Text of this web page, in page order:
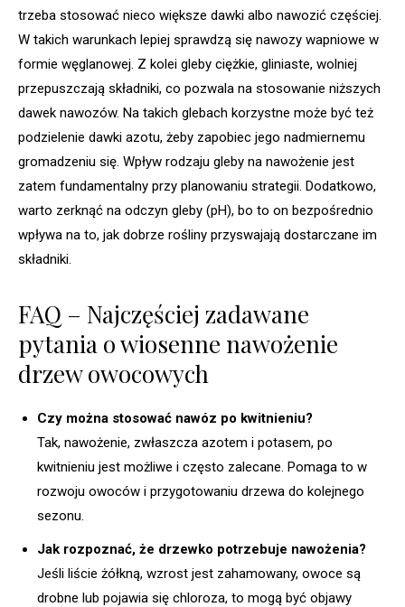
trzeba stosować nieco większe dawki albo nawozić częściej.
W takich warunkach lepiej sprawdzą się nawozy wapniowe w
formie węglanowej. Z kolei gleby ciężkie, gliniaste, wolniej
przepuszczają składniki, co pozwala na stosowanie niższych
dawek nawozów. Na takich glebach korzystne może być też
podzielenie dawki azotu, żeby zapobiec jego nadmiernemu
gromadzeniu się. Wpływ rodzaju gleby na nawożenie jest
zatem fundamentalny przy planowaniu strategii. Dodatkowo,
warto zerknąć na odczyn gleby (pH), bo to on bezpośrednio
wpływa na to, jak dobrze rośliny przyswajają dostarczane im
składniki.
FAQ – Najczęściej zadawane
pytania o wiosenne nawożenie
drzew owocowych
Czy można stosować nawóz po kwitnieniu?
Tak, nawożenie, zwłaszcza azotem i potasem, po
kwitnieniu jest możliwe i często zalecane. Pomaga to w
rozwoju owoców i przygotowaniu drzewa do kolejnego
sezonu.
Jak rozpoznać, że drzewko potrzebuje nawożenia?
Jeśli liście żółkną, wzrost jest zahamowany, owoce są
drobne lub pojawia się chloroza, to mogą być objawy